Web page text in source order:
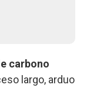
carbono
largo, arduo